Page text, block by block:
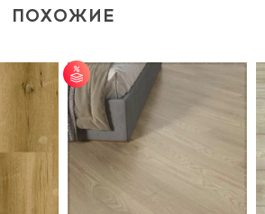
ПОХОЖИЕ
от 55 м² - скидка 5%;
от 100 м² - скидка